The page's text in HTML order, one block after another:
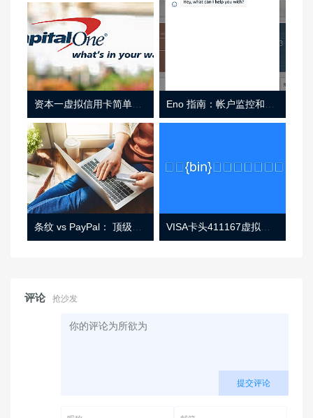
资本一虚拟信用卡简单介绍
条纹 vs PayPal： 顶级功能， 定价 （和更多！ VISA卡头411167虚拟卡基础信息
评论 抢沙发
提交评论